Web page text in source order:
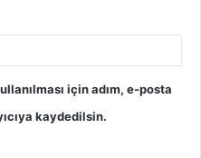
için adım, e-posta
kaydedilsin.